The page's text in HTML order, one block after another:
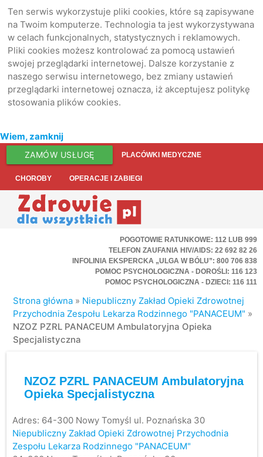
Ten serwis wykorzystuje pliki cookies, które są zapisywane
na Twoim komputerze. Technologia ta jest wykorzystywana
w celach funkcjonalnych, statystycznych i reklamowych.
Pliki cookies możesz kontrolować za pomocą ustawień
swojej przeglądarki internetowej. Dalsze korzystanie z
naszego serwisu internetowego, bez zmiany ustawień
przeglądarki internetowej oznacza, iż akceptujesz politykę
stosowania plików cookies.
Wiem, zamknij
ZAMÓW USŁUGĘ PLACÓWKI MEDYCZNE
CHOROBY OPERACJE I ZABIEGI
POGOTOWIE RATUNKOWE: 112 LUB 999
TELEFON ZAUFANIA HIV/AIDS: 22 692 82 26
INFOLINIA EKSPERCKA „ULGA W BÓLU”: 800 706 838
POMOC PSYCHOLOGICZNA - DOROŚLI: 116 123
POMOC PSYCHOLOGICZNA - DZIECI: 116 111
Strona główna » Niepubliczny Zakład Opieki Zdrowotnej
Przychodnia Zespołu Lekarza Rodzinnego "PANACEUM" »
NZOZ PZRL PANACEUM Ambulatoryjna Opieka
Specjalistyczna
NZOZ PZRL PANACEUM Ambulatoryjna
Opieka Specjalistyczna
Adres: 64-300 Nowy Tomyśl ul. Poznańska 30
Niepubliczny Zakład Opieki Zdrowotnej Przychodnia
Zespołu Lekarza Rodzinnego "PANACEUM"